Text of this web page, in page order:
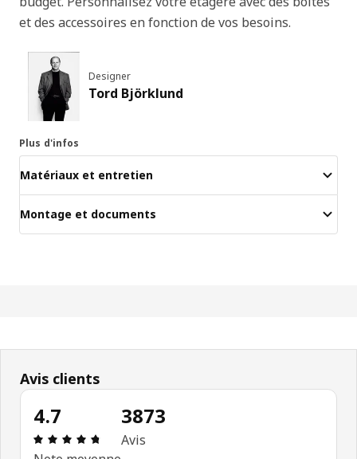
et des accessoires en fonction de vos besoins.
Designer
Tord Björklund
Plus d'infos
Matériaux et entretien
Montage et documents
Avis clients
4.7
Évaluation: 4.7 sur 5 étoiles. Nombre total
3873
Avis